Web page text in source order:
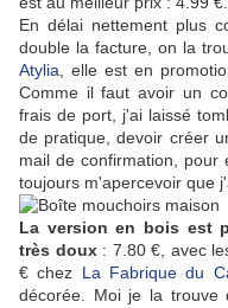
En délai nettement plus
double la facture, on la
Atylia , elle est en
Comme il faut avoir un
frais de port, j'ai laissé
de pratique, devoir créer
mail de confirmation, pour
toujours m'apercevoir que
La version en bois est
très doux: 7.80 €, avec
€ chez La Fabrique du
décorée. Moi je la trouve